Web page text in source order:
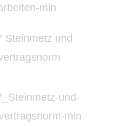
min
Steinmetz und
und-
min